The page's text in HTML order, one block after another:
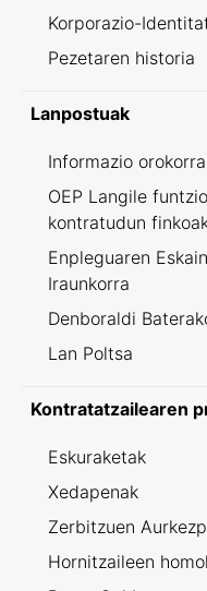
Korporazio-
Pezetaren historia
Lanpostuak
Informazio orokorra
OEP Langile
kontratudun
Enpleguaren
Iraunkorra
Denboraldi
Lan Poltsa
Kontratatzailearen
Eskuraketak
Xedapenak
Zerbitzuen
Hornitzaileen